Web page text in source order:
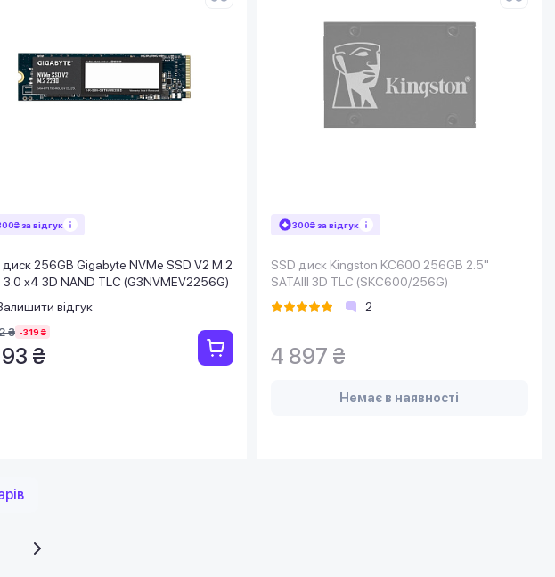
за відгук
диск 256GB Gigabyte NVMe SSD V2 M.2
3.0 x4 3D NAND TLC (G3NVMEV2256G)
відгук
₴ -319 ₴
₴
300₴ за відгук
SSD диск Kingston KC600 256GB 2.5"
SATAIII 3D TLC (SKC600/256G)
2
4 897 ₴
Немає в наявності